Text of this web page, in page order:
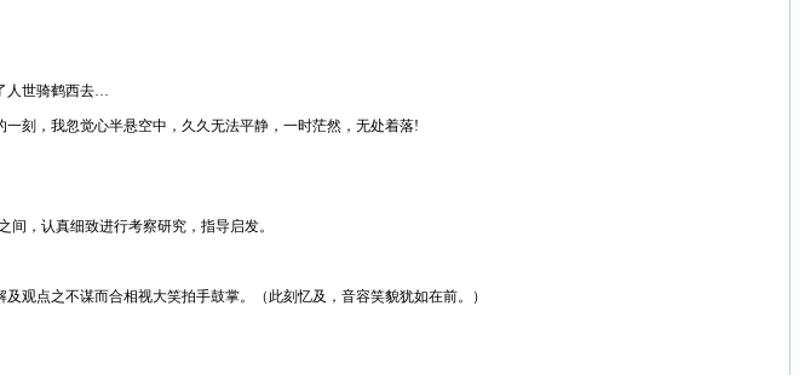
人世骑鹤西去…
刻，我忽觉心半悬空中，久久无法平静，一时茫然，无处着落!
间，认真细致进行考察研究，指导启发。
观点之不谋而合相视大笑拍手鼓掌。（此刻忆及，音容笑貌犹如在前。）